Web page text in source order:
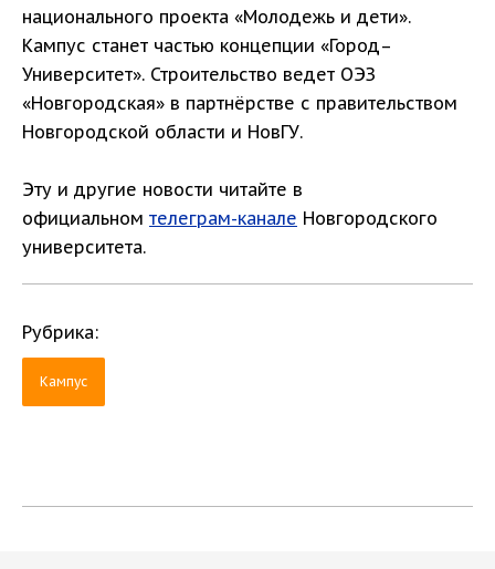
национального проекта «Молодежь и дети».
Кампус станет частью концепции «Город–
Университет». Строительство ведет ОЭЗ
«Новгородская» в партнёрстве с правительством
Новгородской области и НовГУ.
Эту и другие новости читайте в
официальном телеграм-канале Новгородского
университета.
Рубрика:
Кампус